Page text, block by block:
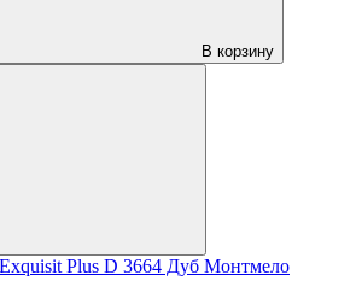
В корзину